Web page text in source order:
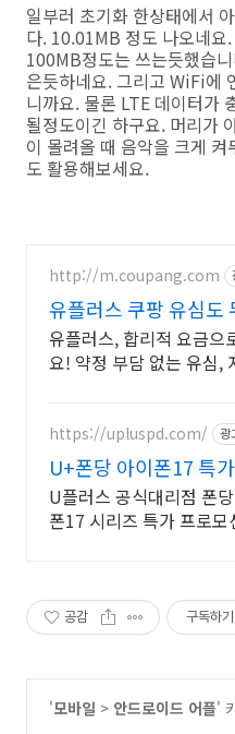
일부러 초기화 한상태에서
다. 10.01MB 정도 나오네요
100MB정도는 쓰는듯했습
은듯하네요. 그리고 WiFi에
니까요. 물론 LTE 데이터가
될정도이긴 하구요. 머리가
이 몰려올 때 음악을 크게
도 활용해보세요.
http://m.coupang.com
유플러스 쿠팡 유심도
유플러스, 합리적 요금으
요! 약정 부담 없는 유심,
https://upluspd.com/ 광
U+폰당 아이폰17 특
폰17 특가 한정판매
U플러스 공식대리점 폰
폰17 시리즈 특가 프로모
공감 구독하기
'모바일 > 안드로이드 어플'